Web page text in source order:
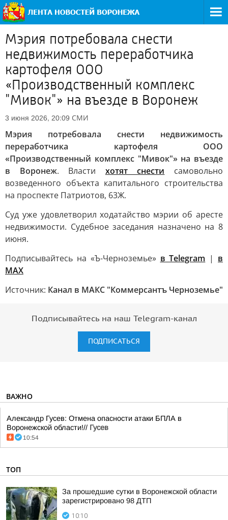
Мэрия потребовала снести
недвижимость переработчика
картофеля ООО
«Производственный комплекс
"Мивок"» на въезде в Воронеж
3 июня 2026, 20:09 СМИ
Мэрия потребовала снести недвижимость
переработчика картофеля ООО
«Производственный комплекс "Мивок"» на въезде
в Воронеж. Власти хотят снести самовольно
возведенного объекта капитального строительства
на проспекте Патриотов, 63Ж.
Суд уже удовлетворил ходатайство мэрии об аресте
недвижимости. Судебное заседания назначено на 8
июня.
Подписывайтесь на «Ъ-Черноземье» в Telegram | в
MAX
Источник: Канал в МАКС "Коммерсантъ Черноземье"
Подписывайтесь на наш Telegram-канал
ПОДПИСАТЬСЯ
ВАЖНО
Александр Гусев: Отмена опасности атаки БПЛА в
Воронежской области!// Гусев
10:54
ТОП
За прошедшие сутки в Воронежской области
зарегистрировано 98 ДТП
10:10